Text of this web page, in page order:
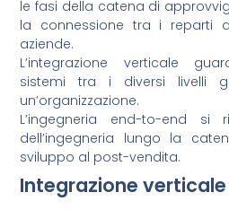
le fasi della catena di
la connessione tra i reparti
aziende.
L’integrazione verticale
sistemi tra i diversi livelli
un’organizzazione.
L’ingegneria end-to-end si
dell’ingegneria lungo la
sviluppo al post-vendita.
Integrazione verticale